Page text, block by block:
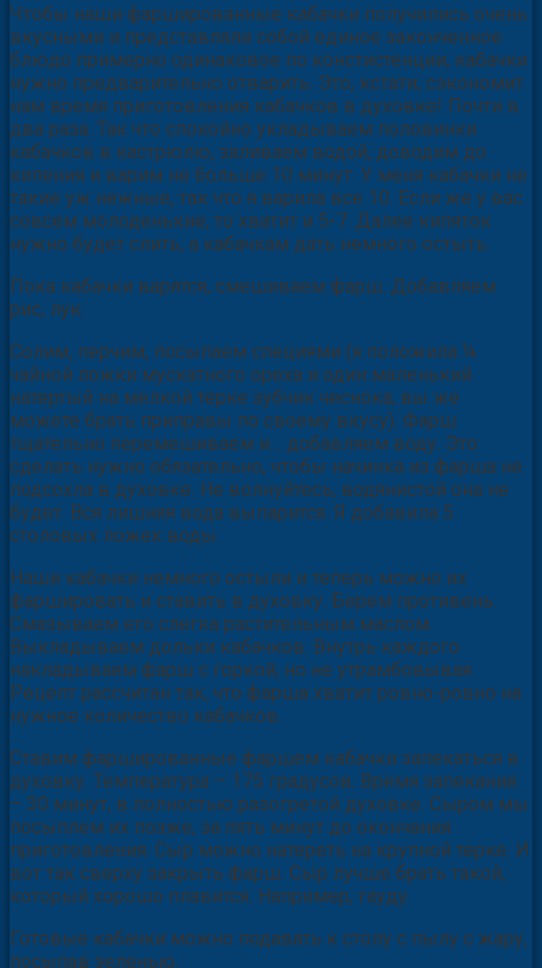
Чтобы наши фаршированные кабачки получились очень
вкусными и представляли собой единое законченное
блюдо примерно одинаковое по констистенции, кабачки
нужно предварительно отварить. Это, кстати, сэкономит
нам время приготовления кабачков в духовке! Почти в
два раза. Так что спокойно укладываем половинки
кабачков в кастрюлю, заливаем водой, доводим до
кипения и варим не больше 10 минут. У меня кабачки не
такие уж нежные, так что я варила все 10. Если же у вас
совсем молоденькие, то хватит и 5-7. Далее кипяток
нужно будет слить, а кабачкам дать немного остыть.
Пока кабачки варятся, смешиваем фарш. Добавляем
рис, лук.
Солим, перчим, посыпаем специями (я положила ¼
чайной ложки мускатного ореха и один маленький
натертый на мелкой терке зубчик чеснока, вы же
можете брать приправы по своему вкусу). Фарш
тщательно перемешиваем и… добавляем воду. Это
сделать нужно обязательно, чтобы начинка из фарша не
подсохла в духовке. Не волнуйтесь, водянистой она не
будет. Вся лишняя вода выпарится. Я добавила 5
столовых ложек воды.
Наши кабачки немного остыли и теперь можно их
фаршировать и ставить в духовку. Берем противень.
Смазываем его слегка растительным маслом.
Выкладываем дольки кабачков. Внутрь каждого
накладываем фарш с горкой, но не утрамбовывая.
Рецепт рассчитан так, что фарша хватит ровно-ровно на
нужное количество кабачков.
Ставим фаршированные фаршем кабачки запекаться в
духовку. Температура – 175 градусов. Время запекания
– 30 минут, в полностью разогретой духовке. Сыром мы
посыплем их позже, за пять минут до окончания
приготовления. Сыр можно натереть на крупной терке. И
вот так сверху закрыть фарш. Сыр лучше брать такой,
который хорошо плавится. Например, гауду.
Готовые кабачки можно подавать к столу с пылу с жару,
посыпав зеленью.